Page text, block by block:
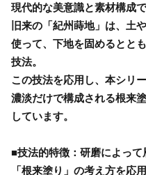
現代的な美意識と素材構成
旧来の「紀州蒔地」は、土
使って、下地を固めるとと
技法。
この技法を応用し、本シリ
濃淡だけで構成される根来
しています。
■技法的特徴：研磨によっ
「根来塗り」の考え方を応用